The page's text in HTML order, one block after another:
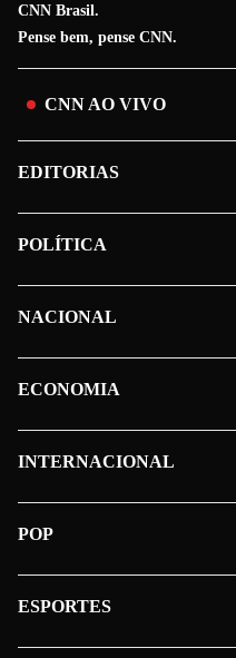
CNN Brasil.
Pense bem, pense CNN.
CNN AO VIVO
EDITORIAS
POLÍTICA
NACIONAL
ECONOMIA
INTERNACIONAL
POP
ESPORTES